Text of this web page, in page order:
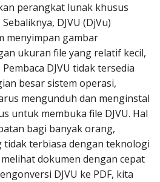
perangkat lunak khusus
DJVU (DjVu)
menyimpan gambar
ukuran file yang relatif kecil,
DJVU tidak tersedia
besar sistem operasi,
mengunduh dan menginstal
untuk membuka file DJVU. Hal
bagi banyak orang,
tidak terbiasa dengan teknologi
dokumen dengan cepat
DJVU ke PDF, kita